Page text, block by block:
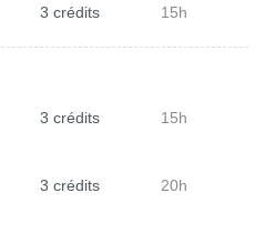
3 crédits 15h
3 crédits 15h
3 crédits 20h